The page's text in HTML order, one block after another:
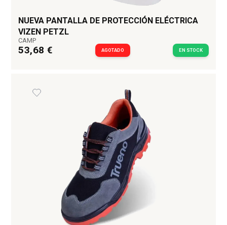
NUEVA PANTALLA DE PROTECCIÓN ELÉCTRICA
VIZEN PETZL
CAMP
53,68 € AGOTADO EN STOCK